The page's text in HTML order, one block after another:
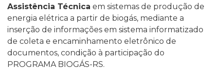
Assistência Técnica em sistemas de produção de
energia elétrica a partir de biogás, mediante a
inserção de informações em sistema informatizado
de coleta e encaminhamento eletrônico de
documentos, condição à participação do
PROGRAMA BIOGÁS-RS.